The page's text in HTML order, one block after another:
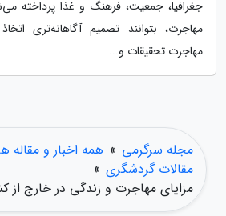
جغرافیا، جمعیت، فرهنگ و غذا پرداخته
مهاجرت، بتوانند تصمیم آگاهانه‌تری
مهاجرت تحقیقات و...
مجله سرگرمی » همه اخبار و مقاله
مقالات گردشگری »
مزایای مهاجرت و زندگی در خارج از